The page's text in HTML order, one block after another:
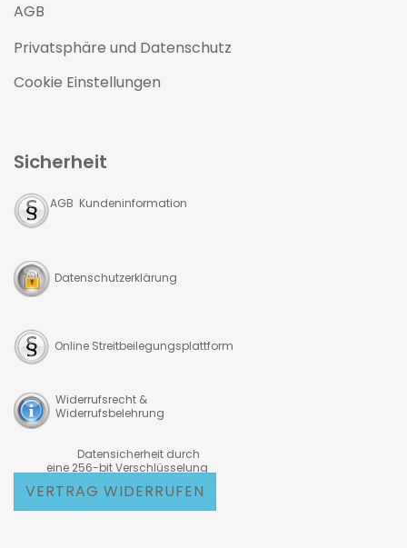
AGB
Privatsphäre und Datenschutz
Cookie Einstellungen
Sicherheit
AGB Kundeninformation
Datenschutzerklärung
Online Streitbeilegungsplattform
Widerrufsrecht &
Widerrufsbelehrung
Datensicherheit durch
eine 256-bit Verschlüsselung
VERTRAG WIDERRUFEN